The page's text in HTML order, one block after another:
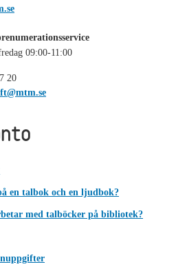
09:00-11:00
20
en talbok och en ljudbok?
med talböcker på bibliotek?